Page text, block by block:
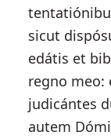
sicut
edátis et
regno meo:
judicántes
autem